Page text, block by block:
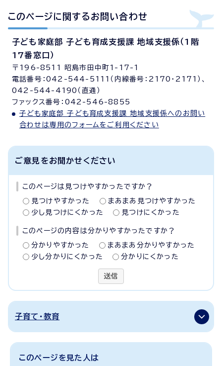
このページに関する お問い合わせ
子ども家庭部 子ども育成支援課 地域支援係（1階
17番窓口）
〒196-8511 昭島市田中町1-17-1
電話番号：042-544-5111（内線番号：2170・2171）、
042-544-4190（直通）
ファックス番号：042-546-8855
子ども家庭部 子ども育成支援課 地域支援係へのお問い
合わせは専用のフォームをご利用ください
ご意見をお聞かせください
このページは見つけやすかったですか？
見つけやすかった
まあまあ見つけやすかった
少し見つけにくかった
見つけにくかった
このページの内容は分かりやすかったですか？
分かりやすかった
まあまあ分かりやすかった
少し分かりにくかった
分かりにくかった
送信
子育て・教育
このページを見た人は